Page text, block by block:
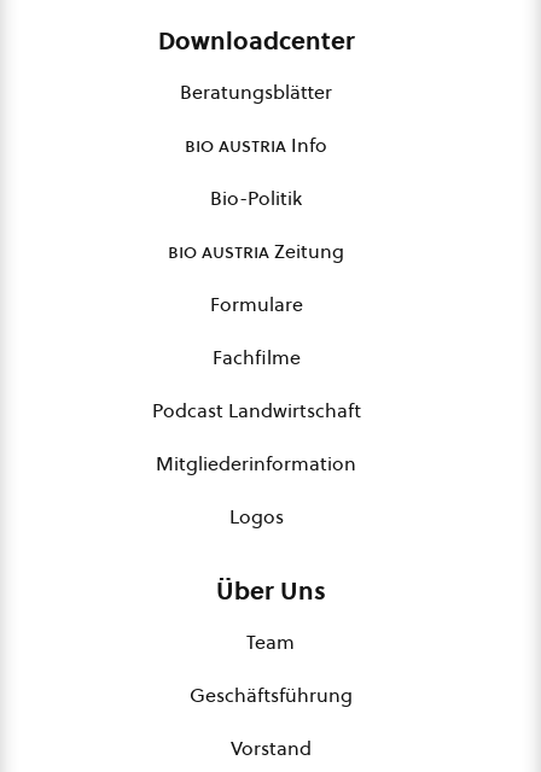
Downloadcenter
Beratungsblätter
bio austria Info
Bio-Politik
bio austriaZeitung
Formulare
Fachfilme
Podcast Landwirtschaft
Mitgliederinformation
Logos
Über Uns
Team
Geschäftsführung
Vorstand